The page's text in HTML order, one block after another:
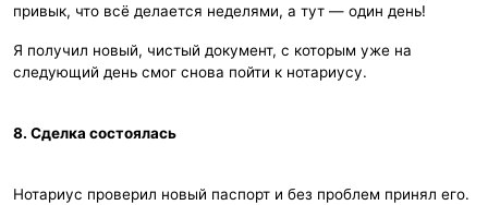
привык, что всё делается неделями, а тут — один день!
Я получил новый, чистый документ, с которым уже на
следующий день смог снова пойти к нотариусу.
8. Сделка состоялась
Нотариус проверил новый паспорт и без проблем принял его.